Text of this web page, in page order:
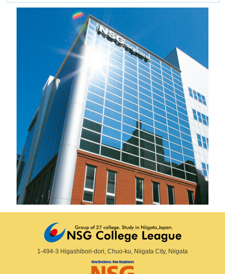
1-494-3 Higashibori-dori, Chuo-ku, Niigata City, Niigata